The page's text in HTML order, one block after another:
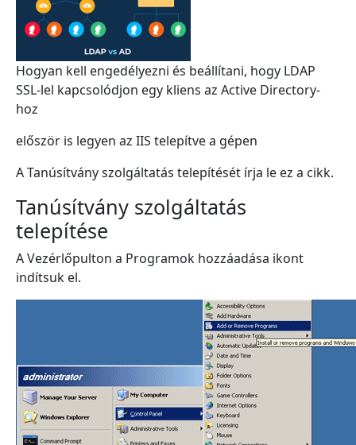
Hogyan kell engedélyezni és beállítani, hogy LDAP
SSL-lel kapcsolódjon egy kliens az Active Directory-
hoz
először is legyen az IIS telepítve a gépen
A Tanúsítvány szolgáltatás telepítését írja le ez a cikk.
Tanúsítvány szolgáltatás
telepítése
A Vezérlőpulton a Programok hozzáadása ikont
indítsuk el.